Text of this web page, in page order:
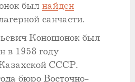
был найден
санчасти.
Коношонок был
в 1958 году
СССР.
бюро Восточно-